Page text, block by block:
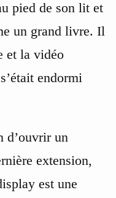
pied de son lit et
un grand livre. Il
et la vidéo
endormi
d’ouvrir un
extension,
est une